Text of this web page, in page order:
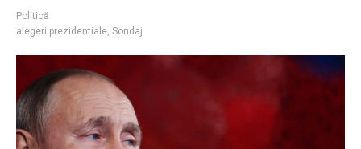
Politică
alegeri prezidentiale, Sondaj